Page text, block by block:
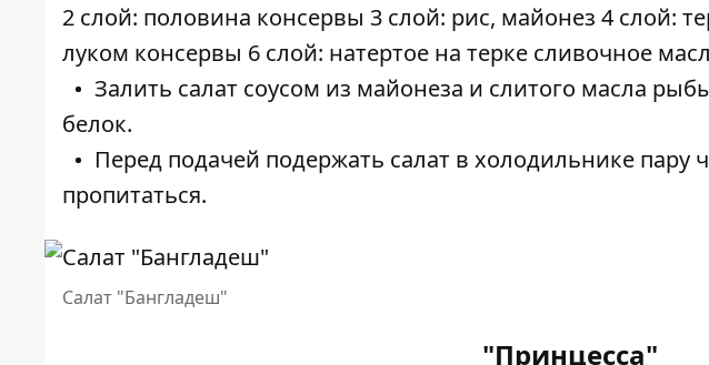
2 слой: половина консервы 3 слой: рис, майонез 4 слой:
луком консервы 6 слой: натертое на терке сливочное
Залить салат соусом из майонеза и слитого масла
белок.
Перед подачей подержать салат в холодильнике пару
пропитаться.
Салат "Бангладеш"
"Принцесса"